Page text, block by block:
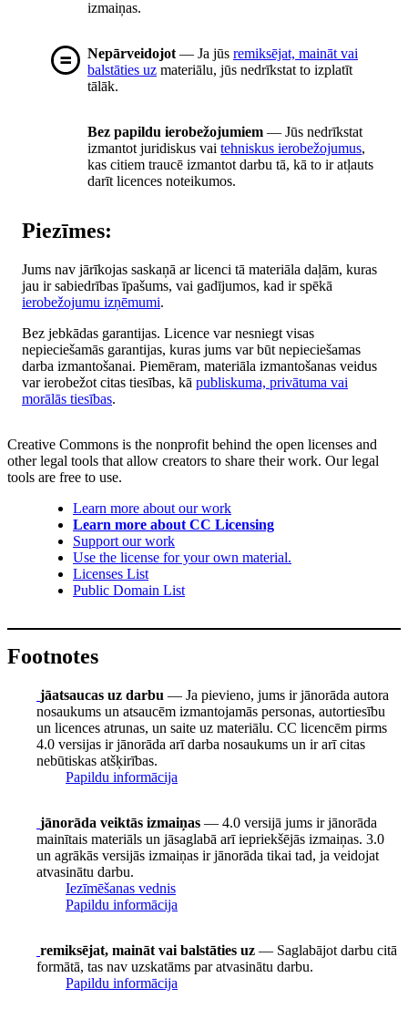
izmaiņas.
Nepārveidojot — Ja jūs remiksējat, maināt vai
balstāties uz materiālu, jūs nedrīkstat to izplatīt
tālāk.
Bez papildu ierobežojumiem — Jūs nedrīkstat
izmantot juridiskus vai tehniskus ierobežojumus,
kas citiem traucē izmantot darbu tā, kā to ir atļauts
darīt licences noteikumos.
Piezīmes:
Jums nav jārīkojas saskaņā ar licenci tā materiāla daļām, kuras
jau ir sabiedrības īpašums, vai gadījumos, kad ir spēkā
ierobežojumu izņēmumi.
Bez jebkādas garantijas. Licence var nesniegt visas
nepieciešamās garantijas, kuras jums var būt nepieciešamas
darba izmantošanai. Piemēram, materiāla izmantošanas veidus
var ierobežot citas tiesības, kā publiskuma, privātuma vai
morālās tiesības.
Creative Commons is the nonprofit behind the open licenses and
other legal tools that allow creators to share their work. Our legal
tools are free to use.
Learn more about our work
Learn more about CC Licensing
Support our work
Use the license for your own material.
Licenses List
Public Domain List
Footnotes
jāatsaucas uz darbu — Ja pievieno, jums ir jānorāda autora
nosaukums un atsaucēm izmantojamās personas, autortiesību
un licences atrunas, un saite uz materiālu. CC licencēm pirms
4.0 versijas ir jānorāda arī darba nosaukums un ir arī citas
nebūtiskas atšķirības.
Papildu informācija
jānorāda veiktās izmaiņas — 4.0 versijā jums ir jānorāda
mainītais materiāls un jāsaglabā arī iepriekšējās izmaiņas. 3.0
un agrākās versijās izmaiņas ir jānorāda tikai tad, ja veidojat
atvasinātu darbu.
Iezīmēšanas vednis
Papildu informācija
remiksējat, maināt vai balstāties uz — Saglabājot darbu citā
formātā, tas nav uzskatāms par atvasinātu darbu.
Papildu informācija